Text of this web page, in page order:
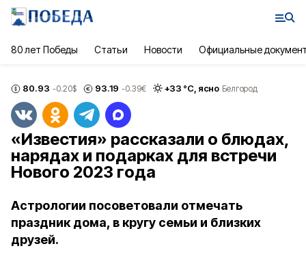
80 лет Победы Статьи Новости Официальные
80.93 -0.20$ 93.19 -0.39€ +33 °С, ясно Белгород
«Известия» рассказали о блюдах,
нарядах и подарках для встречи
Нового 2023 года
Астрологии посоветовали отмечать
праздник дома, в кругу семьи и близких
друзей.